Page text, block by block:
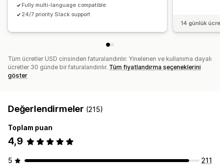
Fully multi-language compatible
24/7 priority Slack support
14 günlük
Tüm ücretler USD cinsinden faturalandırılır. Yinelenen ve kullanıma dayalı
ücretler 30 günde bir faturalandırılır. Tüm fiyatlandırma seçeneklerini
göster
Değerlendirmeler (215)
Toplam puan
4,9
5
211